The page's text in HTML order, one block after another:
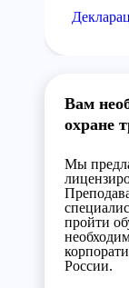
Вам
охране
Мы
пройти
России.